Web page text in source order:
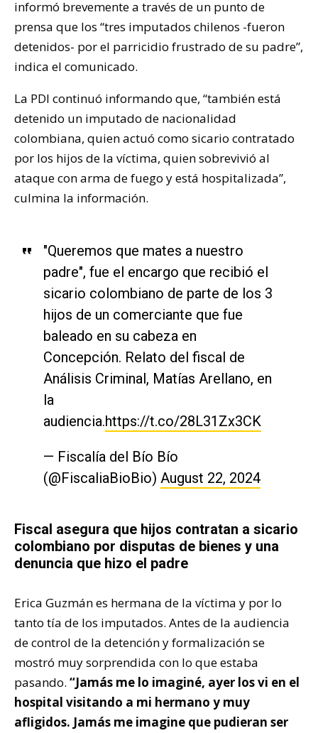
informó brevemente a través de un punto de
prensa que los “tres imputados chilenos -fueron
detenidos- por el parricidio frustrado de su padre”,
indica el comunicado.
La PDI continuó informando que, “también está
detenido un imputado de nacionalidad
colombiana, quien actuó como sicario contratado
por los hijos de la víctima, quien sobrevivió al
ataque con arma de fuego y está hospitalizada”,
culmina la información.
"Queremos que mates a nuestro
padre", fue el encargo que recibió el
sicario colombiano de parte de los 3
hijos de un comerciante que fue
baleado en su cabeza en
Concepción. Relato del fiscal de
Análisis Criminal, Matías Arellano, en
la
audiencia.https://t.co/28L31Zx3CK
— Fiscalía del Bío Bío
(@FiscaliaBioBio) August 22, 2024
Fiscal asegura que hijos contratan a sicario
colombiano por disputas de bienes y una
denuncia que hizo el padre
Erica Guzmán es hermana de la víctima y por lo
tanto tía de los imputados. Antes de la audiencia
de control de la detención y formalización se
mostró muy sorprendida con lo que estaba
pasando. “Jamás me lo imaginé, ayer los vi en el
hospital visitando a mi hermano y muy
afligidos. Jamás me imagine que pudieran ser